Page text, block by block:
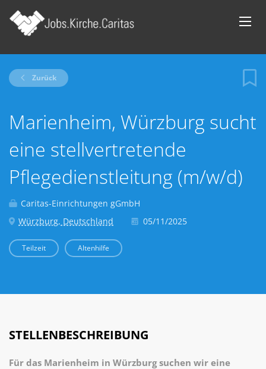
Zurück
Marienheim, Würzburg sucht
eine stellvertretende
Pflegedienstleitung (m/w/d)
Caritas-Einrichtungen gGmbH
Würzburg, Deutschland
05/11/2025
Teilzeit Altenhilfe
STELLENBESCHREIBUNG
Für das Marienheim in Würzburg suchen wir eine